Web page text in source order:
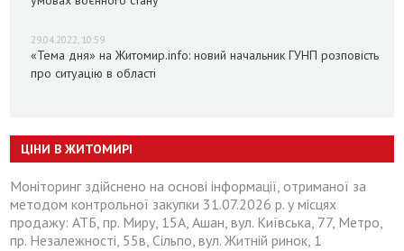
29.04.2022, 10:59
«Тема дня» на Житомир.info: новий начальник ГУНП розповість
про ситуацію в області
ЦІНИ В ЖИТОМИРІ
Моніторинг здійснено на основі інформації, отриманої за
методом контрольної закупки 31.07.2026 р. у місцях
продажу: АТБ, пр. Миру, 15А, Ашан, вул. Київська, 77, Метро,
пр. Незалежності, 55в, Сільпо, вул. Житній ринок, 1